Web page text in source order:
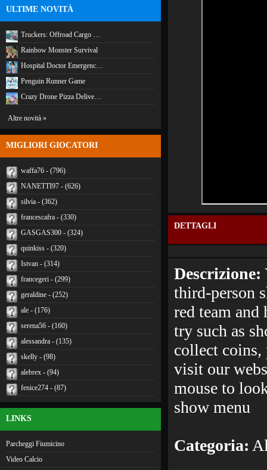
ULTIME NOVITÀ
Truckers: Offroad Cargo …
Rainbow Monster Survival
Hospital Doctor Emergenc…
Penguin Runner Game
Crazy Drone Pizza Delive…
Altre novità »
MIGLIORI GIOCATORI
waffa76 - (796)
NANETTI97 - (626)
silvia - (362)
francescafra - (330)
GASGAS300 - (324)
quinkiss - (320)
Istvan - (314)
francegeri - (299)
geraldine - (252)
ale - (176)
serena56 - (160)
alessandra - (135)
skelly - (98)
alebrex - (94)
fenice274 - (87)
LINKS
Parcheggi Fiumicino
Video Calcio
DETTAGLI
Descrizione:
third-person
red team
try such as
collect coins,
visit our
mouse to
show menu
Categoria: